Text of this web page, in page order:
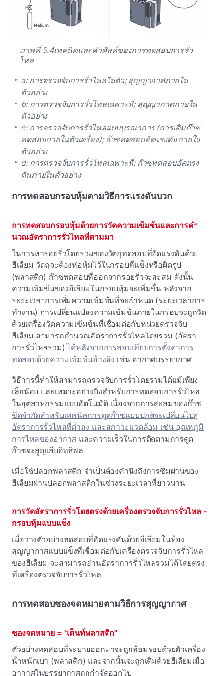
ภาพที่ 5.4เทคนิคและคําศัพท์ของการทดสอบการรั่ว
ไหล
a: การตรวจจับการรั่วไหลในตัว; สุญญากาศภายใน
ตัวอย่าง
b: การตรวจจับการรั่วไหลเฉพาะที่; สุญญากาศภายใน
ตัวอย่าง
c: การตรวจจับการรั่วไหลแบบบูรณาการ (การเติมก๊าซ
ทดสอบภายในตัวเครื่อง); ก๊าซทดสอบอัดแรงดันภายใน
ตัวอย่าง
d: การตรวจจับการรั่วไหลเฉพาะที่; ก๊าซทดสอบอัดแรง
ดันภายในตัวอย่าง
การทดสอบกรอบหุ้มตามวิธีการแรงดันบวก
การทดสอบกรอบหุ้มด้วยการวัดความเข้มข้นและการคํา
นวณอัตราการรั่วไหลที่ตามมา
ในการหารอยรั่วโดยรวมของวัตถุทดสอบที่อัดแรงดันด้วย
ฮีเลียม วัตถุจะต้องห่อหุ้มไว้ในกรอบที่แข็งหรือผิดรูป
(พลาสติก) ก๊าซทดสอบที่ออกจากรอยรั่วจะสะสม ดังนั้น
ความเข้มข้นของฮีเลียมในกรอบหุ้มจะเพิ่มขึ้น หลังจาก
ระยะเวลาการเพิ่มความเข้มข้นที่จะกําหนด (ระยะเวลาการ
ทํางาน) การเปลี่ยนแปลงความเข้มข้นภายในกรอบจะถูกวัด
ด้วยเครื่องวัดความเข้มข้นที่เชื่อมต่อกับหน่วยตรวจจับ
ฮีเลียม สามารถคํานวณอัตราการรั่วไหลโดยรวม (อัตรา
การรั่วไหลรวม)ได้หลังจากการสอบเทียบการตั้งค่าการ
ทดสอบด้วยความเข้มข้นอ้างอิง เช่น อากาศบรรยากาศ
วิธีการนี้ทําให้สามารถตรวจจับการรั่วโดยรวมได้แม้เพียง
เล็กน้อย และเหมาะอย่างยิ่งสําหรับการทดสอบการรั่วไหล
ในอุตสาหกรรมแบบอัตโนมัติ เนื่องจากการสะสมของก๊าซ
ขีดจํากัดสําหรับเทคนิคการดูดก๊าซแบบปกติจะเปลี่ยนไปสู่
อัตราการรั่วไหลที่ต่ําลง และสภาวะแวดล้อม เช่น อุณหภูมิ
การไหลของอากาศ และความเร็วในการติดตามการดูด
ก๊าซจะสูญเสียอิทธิพล
เมื่อใช้ปลอกพลาสติก จําเป็นต้องคํานึงถึงการซึมผ่านของ
ฮีเลียมผ่านปลอกพลาสติกในช่วงระยะเวลาที่ยาวนาน
การวัดอัตราการรั่วโดยตรงด้วยเครื่องตรวจจับการรั่วไหล -
กรอบหุ้มแบบแข็ง
เมื่อวางตัวอย่างทดสอบที่อัดแรงดันด้วยฮีเลียมในห้อง
สุญญากาศแบบแข็งที่เชื่อมต่อกับเครื่องตรวจจับการรั่วไหล
ของฮีเลียม จะสามารถอ่านอัตราการรั่วไหลรวมได้โดยตรง
ที่เครื่องตรวจจับการรั่วไหล
การทดสอบซองจดหมายตามวิธีการสุญญากาศ
ซองจดหมาย = "เต็นท์พลาสติก"
ตัวอย่างทดสอบที่ระบายออกมาจะถูกล้อมรอบด้วยตัวเครื่อง
น้ําหนักเบา (พลาสติก) และจากนั้นจะถูกเติมด้วยฮีเลียมเมื่อ
อากาศในบรรยากาศถูกกําจัดออกไป